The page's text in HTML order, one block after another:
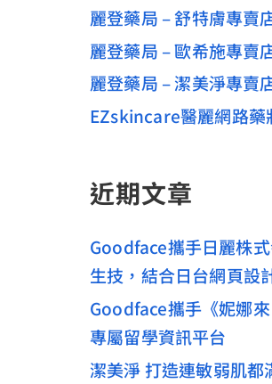
麗登藥局 – 舒特膚專賣
麗登藥局 – 歐希施專賣
麗登藥局 – 潔美淨專賣
EZskincare醫麗網路藥
近期文章
Goodface攜手日麗株
生技，結合日台網頁設
Goodface攜手《妮娜
專屬留學資訊平台
潔美淨 打造連敏弱肌都